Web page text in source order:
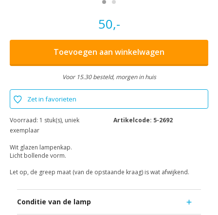
50,-
Toevoegen aan winkelwagen
Voor 15.30 besteld, morgen in huis
Zet in favorieten
Voorraad: 1 stuk(s), uniek
exemplaar
Artikelcode: 5-2692
Wit glazen lampenkap.
Licht bollende vorm.
Let op, de greep maat (van de opstaande kraag) is wat afwijkend.
Conditie van de lamp